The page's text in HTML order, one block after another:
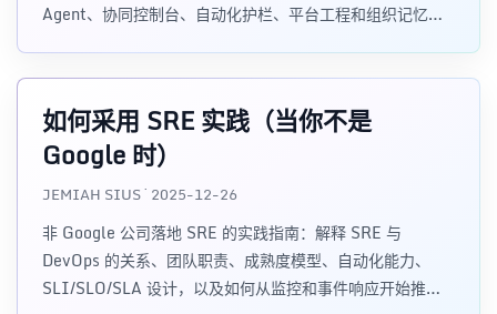
Agent、协同控制台、自动化护栏、平台工程和组织记忆系
如何采用 SRE 实践（当你不是
Google 时）
JEMIAH SIUS · 2025-12-26
非 Google 公司落地 SRE 的实践指南：解释 SRE 与
DevOps 的关系、团队职责、成熟度模型、自动化能力、
SLI/SLO/SLA 设计，以及如何从监控和事件响应开始推进